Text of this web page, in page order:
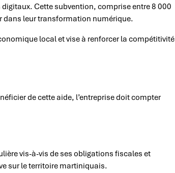
Cette subvention, comprise entre 8 000
dans leur transformation numérique.
local et vise à renforcer la compétitivité
de cette aide, l’entreprise doit compter
vis-à-vis de ses obligations fiscales et
sur le territoire martiniquais.